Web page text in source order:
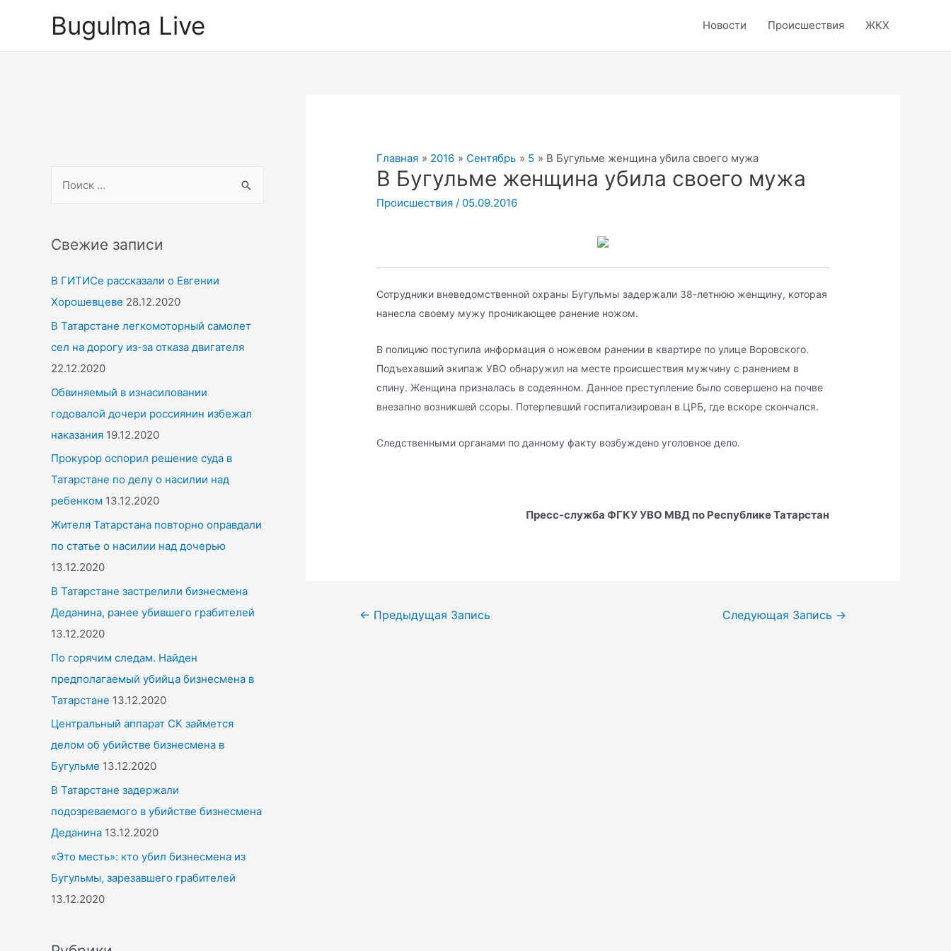
Bugulma Live Новости Происшествия ЖКХ
r
h
f
o
r
:
Свежие записи
В ГИТИСе рассказали о Евгении
Хорошевцеве 28.12.2020
В Татарстане легкомоторный самолет
сел на дорогу из-за отказа двигателя
22.12.2020
Обвиняемый в изнасиловании
годовалой дочери россиянин избежал
наказания 19.12.2020
Прокурор оспорил решение суда в
Татарстане по делу о насилии над
ребенком 13.12.2020
Жителя Татарстана повторно оправдали
по статье о насилии над дочерью
13.12.2020
В Татарстане застрелили бизнесмена
Деданина, ранее убившего грабителей
13.12.2020
По горячим следам. Найден
предполагаемый убийца бизнесмена в
Татарстане 13.12.2020
Центральный аппарат СК займется
делом об убийстве бизнесмена в
Бугульме 13.12.2020
В Татарстане задержали
подозреваемого в убийстве бизнесмена
Деданина 13.12.2020
«Это месть»: кто убил бизнесмена из
Бугульмы, зарезавшего грабителей
13.12.2020
Главная 2016 Сентябрь 5 В Бугульме женщина убила своего мужа
В Бугульме женщина убила своего мужа
Происшествия / 05.09.2016
Сотрудники вневедомственной охраны Бугульмы задержали 38-летнюю женщину, которая
нанесла своему мужу проникающее ранение ножом.
В полицию поступила информация о ножевом ранении в квартире по улице Воровского.
Подъехавший экипаж УВО обнаружил на месте происшествия мужчину с ранением в
спину. Женщина призналась в содеянном. Данное преступление было совершено на почве
внезапно возникшей ссоры. Потерпевший госпитализирован в ЦРБ, где вскоре скончался.
Следственными органами по данному факту возбуждено уголовное дело.
Пресс-служба ФГКУ УВО МВД по Республике Татарстан
Навигация
← Предыдущая Запись Следующая Запись →